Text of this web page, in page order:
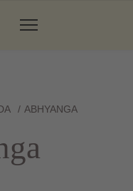
ABHYANGA